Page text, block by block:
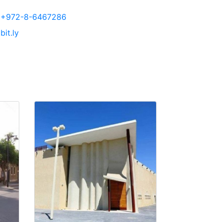
+972-8-6467286
bit.ly